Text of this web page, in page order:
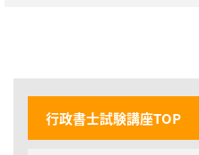
行政書士試験講座TOP